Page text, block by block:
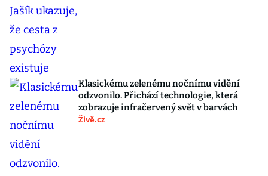
Klasickému zelenému nočnímu vidění
odzvonilo. Přichází technologie, která
zobrazuje infračervený svět v barvách
Živě.cz